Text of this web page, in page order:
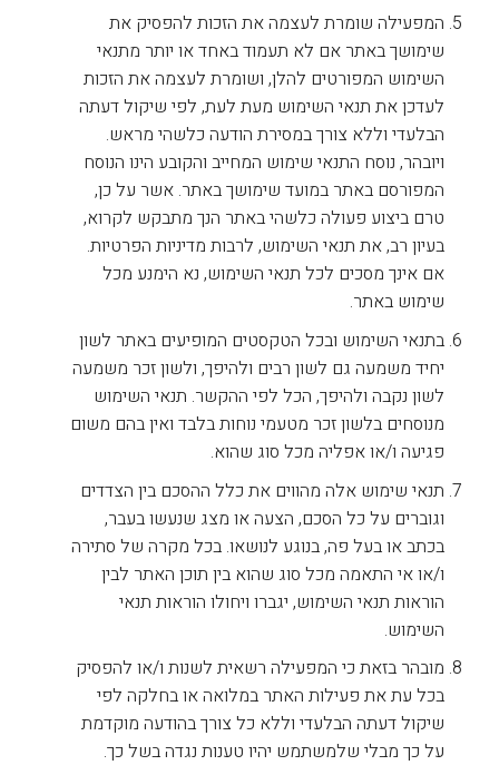
המפעילה שומרת לעצמה את הזכות להפסיק את
שימושך באתר אם לא תעמוד באחד או יותר מתנאי
השימוש המפורטים להלן, ושומרת לעצמה את הזכות
לעדכן את תנאי השימוש מעת לעת, לפי שיקול דעתה
הבלעדי וללא צורך במסירת הודעה כלשהי מראש.
ויובהר, נוסח התנאי שימוש המחייב והקובע הינו הנוסח
המפורסם באתר במועד שימושך באתר. אשר על כן,
טרם ביצוע פעולה כלשהי באתר הנך מתבקש לקרוא,
בעיון רב, את תנאי השימוש, לרבות מדיניות הפרטיות.
אם אינך מסכים לכל תנאי השימוש, נא הימנע מכל
שימוש באתר.
בתנאי השימוש ובכל הטקסטים המופיעים באתר לשון
יחיד משמעה גם לשון רבים ולהיפך, ולשון זכר משמעה
לשון נקבה ולהיפך, הכל לפי ההקשר. תנאי השימוש
מנוסחים בלשון זכר מטעמי נוחות בלבד ואין בהם משום
פגיעה ו/או אפליה מכל סוג שהוא.
תנאי שימוש אלה מהווים את כלל ההסכם בין הצדדים
וגוברים על כל הסכם, הצעה או מצג שנעשו בעבר,
בכתב או בעל פה, בנוגע לנושאו. בכל מקרה של סתירה
ו/או אי התאמה מכל סוג שהוא בין תוכן האתר לבין
הוראות תנאי השימוש, יגברו ויחולו הוראות תנאי
השימוש.
מובהר בזאת כי המפעילה רשאית לשנות ו/או להפסיק
בכל עת את פעילות האתר במלואה או בחלקה לפי
שיקול דעתה הבלעדי וללא כל צורך בהודעה מוקדמת
על כך מבלי שלמשתמש יהיו טענות נגדה בשל כך.